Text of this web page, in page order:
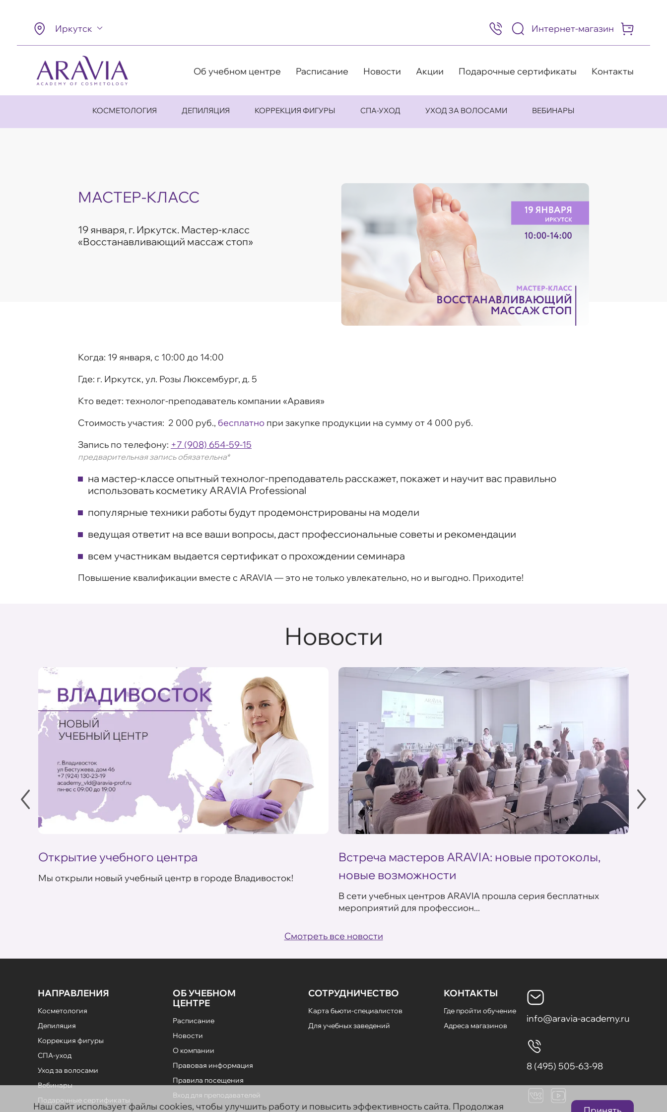
Иркутск
8
(495)
505-
98
Интернет-магазин
Об учебном центре Расписание Новости Акции Подарочные сертификаты Контакты
КОСМЕТОЛОГИЯ ДЕПИЛЯЦИЯ КОРРЕКЦИЯ ФИГУРЫ СПА-УХОД УХОД ЗА ВОЛОСАМИ ВЕБИНАРЫ
МАСТЕР-КЛАСС
19 января, г. Иркутск. Мастер-класс
«Восстанавливающий массаж стоп»
Когда: 19 января, c 10:00 до 14:00
Где: г. Иркутск, ул. Розы Люксембург, д. 5
Кто ведет: технолог-преподаватель компании «Аравия»
Стоимость участия: 2 000 руб., бесплатно при закупке продукции на сумму от 4 000 руб.
Запись по телефону: +7 (908) 654-59-15
предварительная запись обязательна*
на мастер-классе опытный технолог-преподаватель расскажет, покажет и научит вас правильно
использовать косметику ARAVIA Professional
популярные техники работы будут продемонстрированы на модели
ведущая ответит на все ваши вопросы, даст профессиональные советы и рекомендации
всем участникам выдается сертификат о прохождении семинара
Повышение квалификации вместе с ARAVIA — это не только увлекательно, но и выгодно. Приходите!
Новости
Открытие учебного центра
Мы открыли новый учебный центр в городе Владивосток!
Встреча мастеров ARAVIA: новые протоколы,
новые возможности
В сети учебных центров ARAVIA прошла серия бесплатных
мероприятий для профессион...
Смотреть все новости
НАПРАВЛЕНИЯ
Косметология
Депиляция
Коррекция фигуры
СПА-уход
Уход за волосами
Вебинары
Подарочные сертификаты
ОБ УЧЕБНОМ
ЦЕНТРЕ
Расписание
Новости
О компании
Правовая информация
Правила посещения
Вход для преподавателей
СОТРУДНИЧЕСТВО
Карта бьюти-специалистов
Для учебных заведений
КОНТАКТЫ
Где пройти обучение
Адреса магазинов
info@aravia-academy.ru
8 (495) 505-63-98
Наш сайт использует файлы cookies, чтобы улучшить работу и повысить эффективность сайта. Продолжая